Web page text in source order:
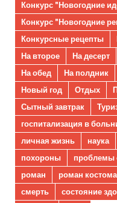
Конкурс "Новогодние
Конкурс "Новогодние
Конкурсные рецепты
На второе
На десерт
На обед
На полдник
Новый год
Отдых
Сытный завтрак
госпитализация в
личная жизнь
наука
похороны
проблемы
роман
роман
смерть
состояние